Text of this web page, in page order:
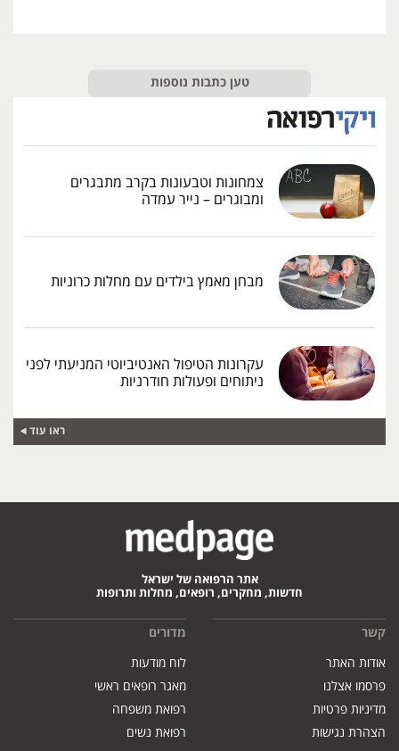
טען כתבות נוספות
צמחונות וטבעונות בקרב מתבגרים
ומבוגרים – נייר עמדה
מבחן מאמץ בילדים עם מחלות כרוניות
עקרונות הטיפול האנטיביוטי המניעתי לפני
ניתוחים ופעולות חודרניות
ראו עוד
אתר הרפואה של ישראל
חדשות, מחקרים, רופאים, מחלות ותרופות
קשר
אודות האתר
פרסמו אצלנו
מדיניות פרטיות
הצהרת נגישות
מדורים
לוח מודעות
מאגר רופאים ראשי
רפואת משפחה
רפואת נשים